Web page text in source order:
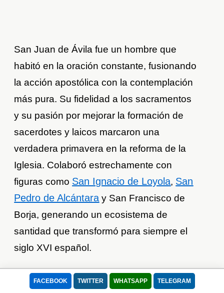
FACEBOOK TWITTER WHATSAPP TELEGRAM
San Juan de Ávila fue un hombre que
habitó en la oración constante, fusionando
la acción apostólica con la contemplación
más pura. Su fidelidad a los sacramentos
y su pasión por mejorar la formación de
sacerdotes y laicos marcaron una
verdadera primavera en la reforma de la
Iglesia. Colaboró estrechamente con
figuras como San Ignacio de Loyola, San
Pedro de Alcántara y San Francisco de
Borja, generando un ecosistema de
santidad que transformó para siempre el
siglo XVI español.